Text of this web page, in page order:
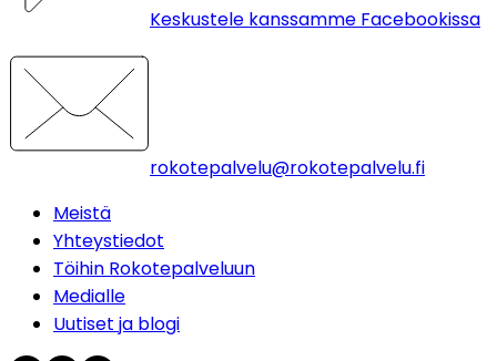
Keskustele kanssamme Facebookissa
rokotepalvelu@rokotepalvelu.fi
Meistä
Yhteystiedot
Töihin Rokotepalveluun
Medialle
Uutiset ja blogi